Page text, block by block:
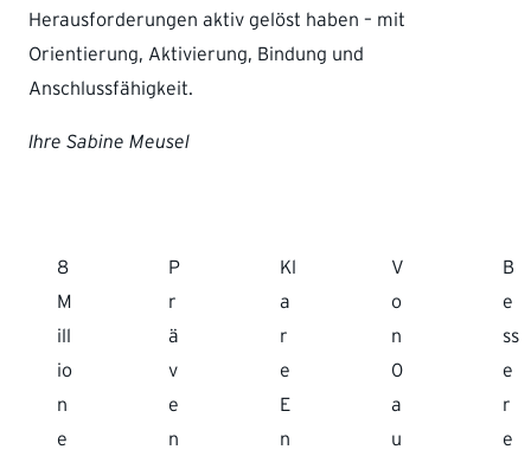
Herausforderungen aktiv gelöst haben – mit
Orientierung, Aktivierung, Bindung und
Anschlussfähigkeit.
Ihre Sabine Meusel
8
M
ill
io
n
e
P
r
ä
v
e
n
Kl
a
r
e
E
n
V
o
n
0
a
u
B
e
ss
e
r
e